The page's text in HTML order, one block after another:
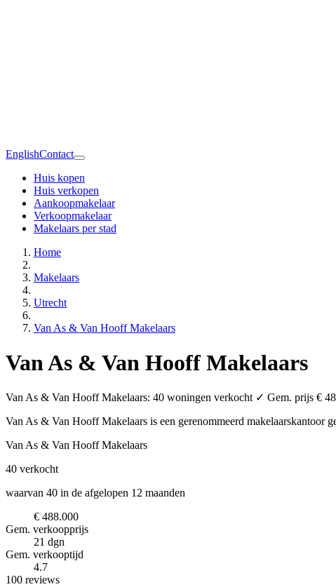
EnglishContact
Huis kopen
Huis verkopen
Aankoopmakelaar
Verkoopmakelaar
Makelaars per stad
Home
Makelaars
Utrecht
Van As & Van Hooff Makelaars
Van As & Van Hooff Makelaars
Van As & Van Hooff Makelaars: 40 woningen verkocht ✓ Gem. prijs €
Van As & Van Hooff Makelaars is een gerenommeerd makelaarskantoor
Van As & Van Hooff Makelaars
40 verkocht
waarvan 40 in de afgelopen 12 maanden
€ 488.000
Gem. verkoopprijs
21 dgn
Gem. verkooptijd
4.7
100 reviews